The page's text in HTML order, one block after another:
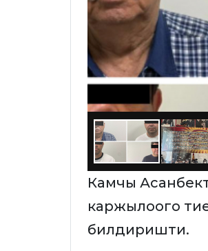
Камчы
каржылоого
билдиришти.